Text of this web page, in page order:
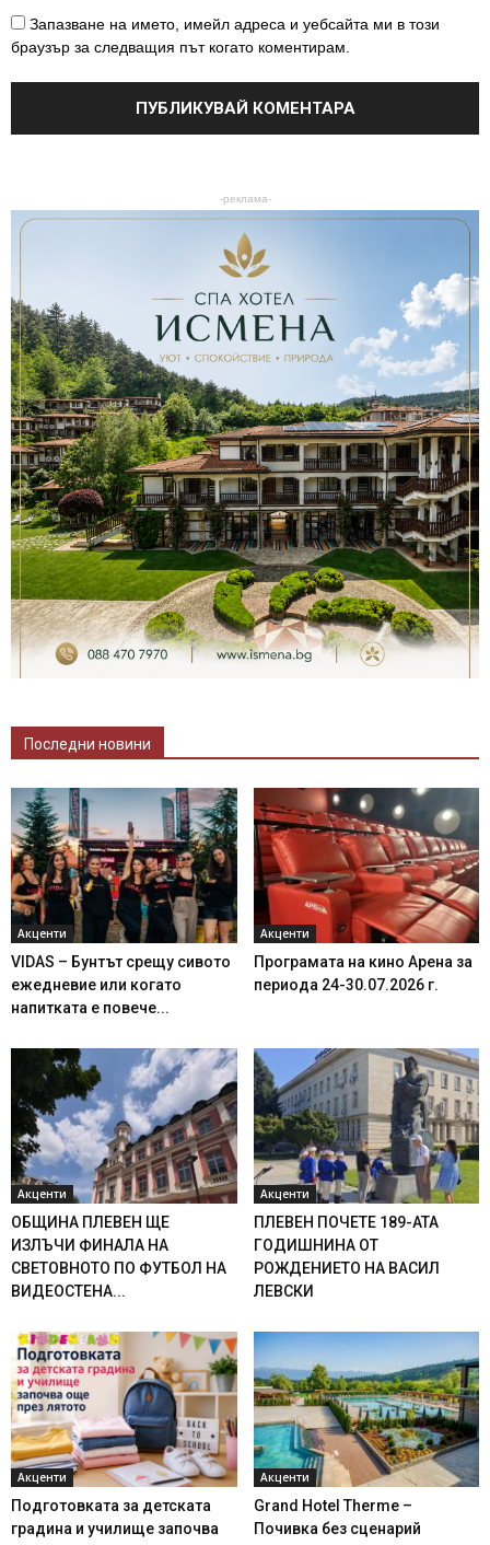
Запазване на името, имейл адреса и уебсайта ми в този
браузър за следващия път когато коментирам.
-реклама-
Последни новини
Акценти
VIDAS – Бунтът срещу сивото
ежедневие или когато
напитката е повече...
Акценти
Програмата на кино Арена за
периода 24-30.07.2026 г.
Акценти
ОБЩИНА ПЛЕВЕН ЩЕ
ИЗЛЪЧИ ФИНАЛА НА
СВЕТОВНОТО ПО ФУТБОЛ НА
ВИДЕОСТЕНА...
Акценти
ПЛЕВЕН ПОЧЕТЕ 189-АТА
ГОДИШНИНА ОТ
РОЖДЕНИЕТО НА ВАСИЛ
ЛЕВСКИ
Акценти
Подготовката за детската
градина и училище започва
Акценти
Grand Hotel Therme –
Почивка без сценарий